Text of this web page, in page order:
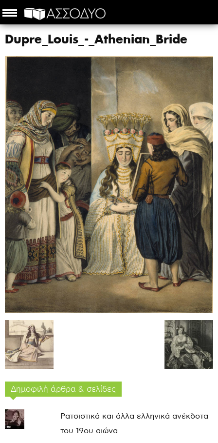
Dupre_Louis_-_Athenian_Bride
Δημοφιλή άρθρα & σελίδες
Ρατσιστικά και άλλα ελληνικά ανέκδοτα
του 19ου αιώνα